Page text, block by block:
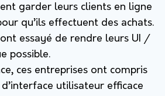
garder leurs clients en ligne
qu’ils effectuent des achats.
essayé de rendre leurs UI /
possible.
ces entreprises ont compris
utilisateur efficace